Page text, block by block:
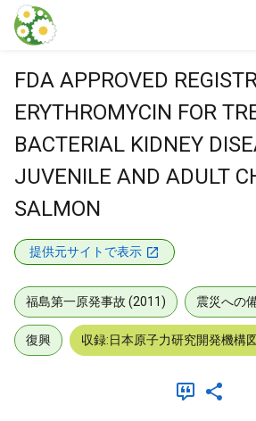
本文に飛ぶ
FDA APPROVED
ERYTHROMYCIN FOR
BACTERIAL KIDNEY
JUVENILE AND ADULT
SALMON
提供元サイトで表示
福島第一原発事故 (2011) 震災への
復興 収録:日本原子力研究開発機構